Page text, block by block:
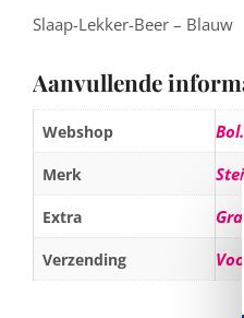
Slaap-Lekker-Beer – Blauw
Aanvullende
Webshop
Merk
Extra
Verzending